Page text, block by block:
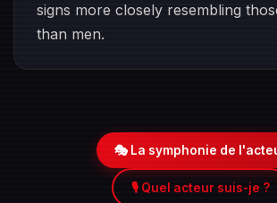
signs more closely resembling
than men.
🎭 La symphonie de
🎙️ Quel acteur suis-je ?